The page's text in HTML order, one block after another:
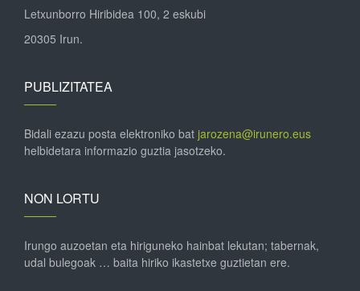
Letxunborro Hiribidea 100, 2 eskubi
20305 Irun.
PUBLIZITATEA
Bidali ezazu posta elektroniko bat jarozena@irunero.eus
helbidetara informazio guztia jasotzeko.
NON LORTU
Irungo auzoetan eta hiriguneko hainbat lekutan; tabernak,
udal bulegoak … baita hiriko ikastetxe guztietan ere.